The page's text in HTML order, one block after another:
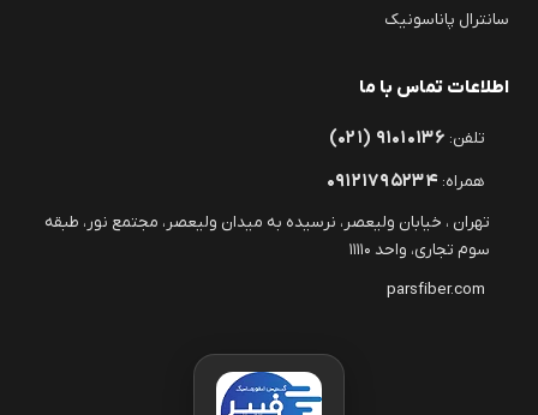
سانترال پاناسونیک
اطلاعات تماس با ما
تلفن: (۰۲۱) ۹۱۰۱۰۱۳۶
همراه: ۰۹۱۲۱۷۹۵۲۳۴
تهران ، خیابان ولیعصر، نرسیده به میدان ولیعصر، مجتمع نور، طبقه
سوم تجاری، واحد ۱۱۱۱۰
parsfiber.com